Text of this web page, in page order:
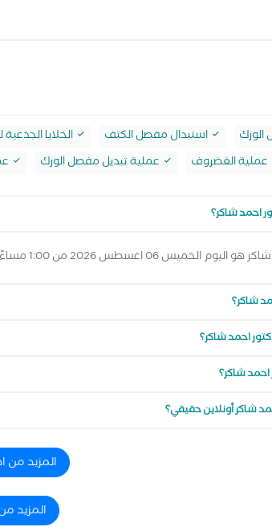
استبدال مفصل الكتف الخلايا
عملية الغضروف عملية تبديل مفصل الورك
احمد شاكر؟
وتقدر تشوف كل المواعيد المتاحة من خلال عرض المواعيد أعلاه
شاكر؟
احمد شاكر؟
احمد شاكر؟
شاكر أونلاين حقيقي؟
المزيد من
المزيد